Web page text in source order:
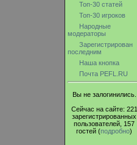
Топ-30 статей
Топ-30 игроков
Народные
модераторы
Зарегистрирован
последним
Наша кнопка
Почта PEFL.RU
Вы не залогинились.
Сейчас на сайте: 221
зарегистрированных
пользователей, 157
гостей (подробно)